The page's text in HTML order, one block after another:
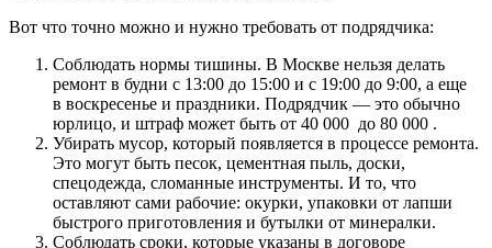
Вот что точно можно и нужно требовать от подрядчика:
Соблюдать нормы тишины. В Москве нельзя делать
ремонт в будни с 13:00 до 15:00 и с 19:00 до 9:00, а еще
в воскресенье и праздники. Подрядчик — это обычно
юрлицо, и штраф может быть от 40 000 до 80 000 .
Убирать мусор, который появляется в процессе ремонта.
Это могут быть песок, цементная пыль, доски,
спецодежда, сломанные инструменты. И то, что
оставляют сами рабочие: окурки, упаковки от лапши
быстрого приготовления и бутылки от минералки.
Соблюдать сроки, которые указаны в договоре